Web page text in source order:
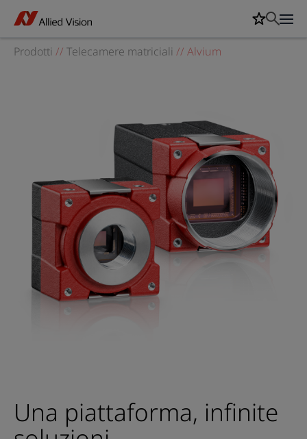
Prodotti // Telecamere matriciali // Alvium
Una piattaforma, infinite